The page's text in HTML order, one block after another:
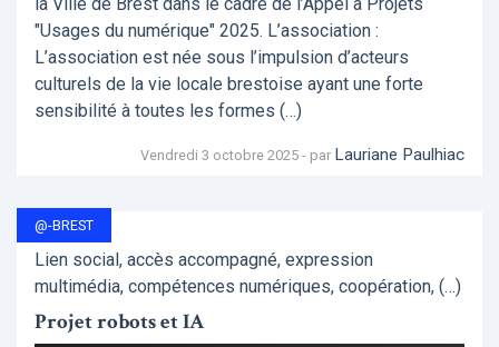
"Usages du numérique" 2025. L’association :
L’association est née sous l’impulsion d’acteurs
culturels de la vie locale brestoise ayant une forte
sensibilité à toutes les formes (…)
Vendredi 3 octobre 2025 - par Lauriane Paulhiac
@-BREST
Lien social, accès accompagné, expression
multimédia, compétences numériques, coopération, (…)
Projet robots et IA